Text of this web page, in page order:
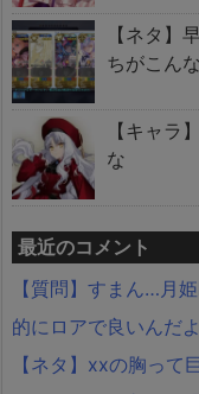
【ネタ】
ちがこん
【キャラ
な
最近のコメント
【質問】すまん…月
的にロアで良いんだ
【ネタ】xxの胸って